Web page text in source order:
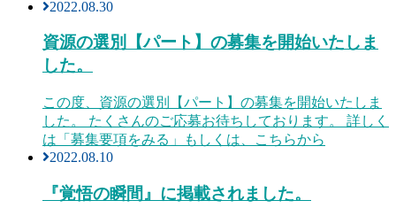
2022.08.30
資源の選別【パート】の募集を開始いたしま
した。
この度、資源の選別【パート】の募集を開始いたしま
した。 たくさんのご応募お待ちしております。 詳しく
は「募集要項をみる」もしくは、こちらから
2022.08.10
『覚悟の瞬間』に掲載されました。